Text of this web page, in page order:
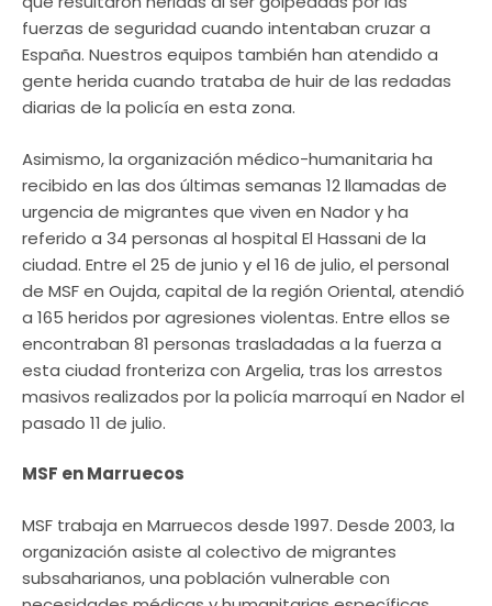
fuerzas de seguridad cuando intentaban cruzar a
España. Nuestros equipos también han atendido a
gente herida cuando trataba de huir de las redadas
diarias de la policía en esta zona.
Asimismo, la organización médico-humanitaria ha
recibido en las dos últimas semanas 12 llamadas de
urgencia de migrantes que viven en Nador y ha
referido a 34 personas al hospital El Hassani de la
ciudad. Entre el 25 de junio y el 16 de julio, el personal
de MSF en Oujda, capital de la región Oriental, atendió
a 165 heridos por agresiones violentas. Entre ellos se
encontraban 81 personas trasladadas a la fuerza a
esta ciudad fronteriza con Argelia, tras los arrestos
masivos realizados por la policía marroquí en Nador el
pasado 11 de julio.
MSF en Marruecos
MSF trabaja en Marruecos desde 1997. Desde 2003, la
organización asiste al colectivo de migrantes
subsaharianos, una población vulnerable con